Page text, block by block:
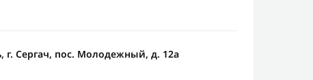
г. Сергач, пос. Молодежный, д. 12а